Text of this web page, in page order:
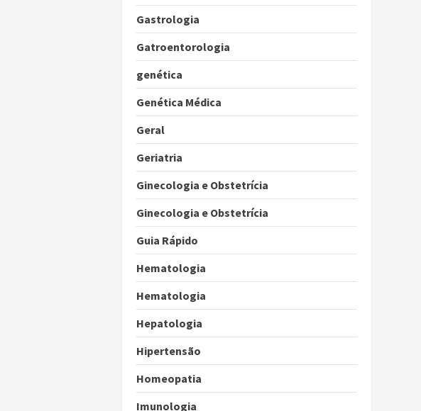
Gastrologia
Gatroentorologia
genética
Genética Médica
Geral
Geriatria
Ginecologia e Obstetrícia
Ginecologia e Obstetrícia
Guia Rápido
Hematologia
Hematologia
Hepatologia
Hipertensão
Homeopatia
Imunologia